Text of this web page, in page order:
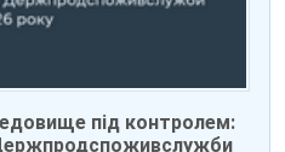
під контролем: